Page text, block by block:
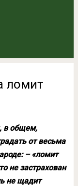
ломит
в общем,
от весьма
– «ломит
не застрахован
не щадит